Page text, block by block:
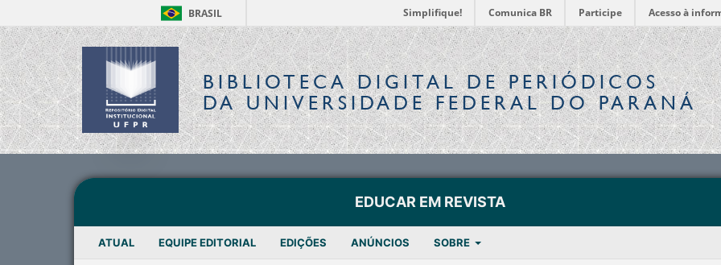
BRASIL Simplifique! Comunica BR Participe Acesso à
BIBLIOTECA DIGITALDE PERIÓDICOS
DA UNIVERSIDADE FEDERAL DO PARANÁ
EDUCAR EM REVISTA
ATUAL EQUIPE EDITORIAL EDIÇÕES ANÚNCIOS SOBRE